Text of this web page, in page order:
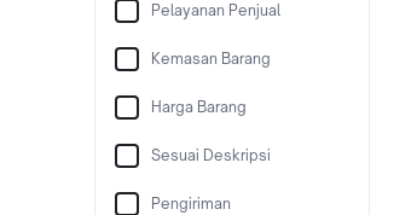
Pelayanan Penjual
Kemasan Barang
Harga Barang
Sesuai Deskripsi
Pengiriman